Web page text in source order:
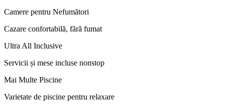
Camere pentru Nefumători
Cazare confortabilă, fără fumat
Ultra All Inclusive
Servicii și mese incluse nonstop
Mai Multe Piscine
Varietate de piscine pentru relaxare